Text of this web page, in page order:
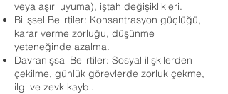
veya aşırı uyuma), iştah değişiklikleri.
Bilişsel Belirtiler: Konsantrasyon güçlüğü,
karar verme zorluğu, düşünme
yeteneğinde azalma.
Davranışsal Belirtiler: Sosyal ilişkilerden
çekilme, günlük görevlerde zorluk çekme,
ilgi ve zevk kaybı.